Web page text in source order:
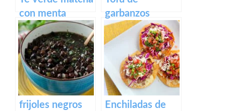
con menta
garbanzos
Revuelto para el
desayuno con
trocitos
ahumados
frijoles negros
Enchiladas de